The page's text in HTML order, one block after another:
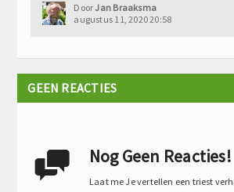
DoorJan Braaksma
augustus 11, 2020 20:58
GEEN REACTIES
 Nog Geen Reacties!
Laat me Je vertellen een triest